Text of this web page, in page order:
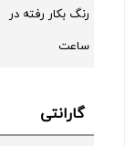
رنگ بکار رفته در
ساعت
گارانتی